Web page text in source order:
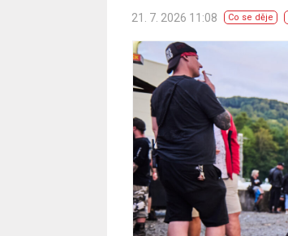
21. 7. 2026 11:08 Co se děje